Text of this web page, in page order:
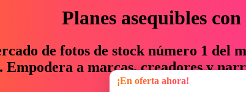
Planes asequibles
de fotos de stock número 1 del
Empodera a marcas, creadores y
un 76 % en tiempo y
¡En oferta ahora!